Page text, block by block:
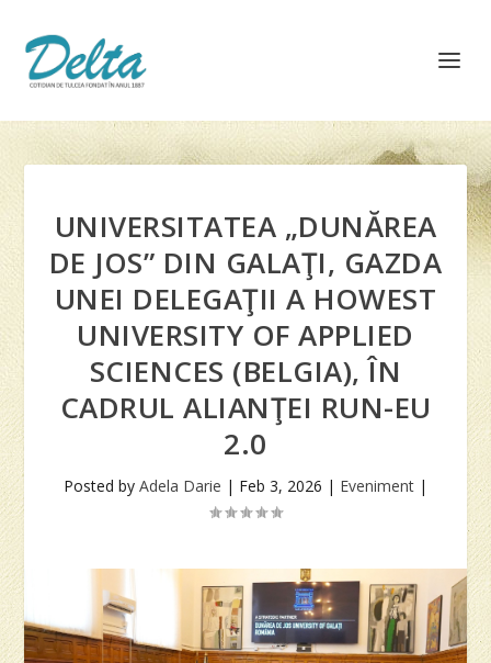
UNIVERSITATEA „DUNĂREA
DE JOS” DIN GALAŢI, GAZDA
UNEI DELEGAŢII A HOWEST
UNIVERSITY OF APPLIED
SCIENCES (BELGIA), ÎN
CADRUL ALIANŢEI RUN-EU
2.0
Posted by Adela Darie | Feb 3, 2026 | Eveniment |